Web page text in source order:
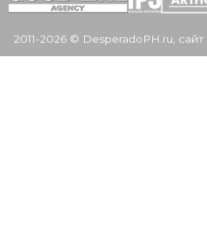
2011-2026 © DesperadoPH.ru, сайт